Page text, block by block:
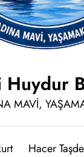
Huydur
MAVİ,
Hacer